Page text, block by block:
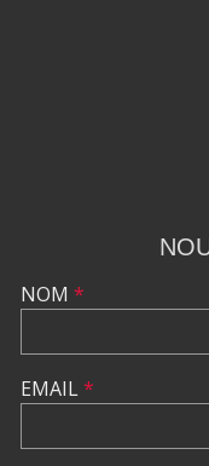
NOM *
EMAIL*